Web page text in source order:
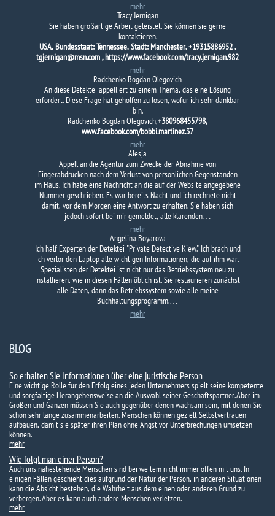
mehr
Tracy Jernigan
Sie haben großartige Arbeit geleistet. Sie können sie gerne
kontaktieren.
USA, Bundesstaat: Tennessee, Stadt: Manchester, +19315886952 ,
tgjernigan@msn.com , https://www.facebook.com/tracy.jernigan.982
mehr
Radchenko Bogdan Olegovich
An diese Detektei appelliert zu einem Thema, das eine Lösung
erfordert. Diese Frage hat geholfen zu lösen, wofür ich sehr dankbar
bin.
Radchenko Bogdan Olegovich,+380968455798,
www.facebook.com/bobbi.martinez.37
mehr
Alesja
Appell an die Agentur zum Zwecke der Abnahme von
Fingerabdrücken nach dem Verlust von persönlichen Gegenständen
im Haus. Ich habe eine Nachricht an die auf der Website angegebene
Nummer geschrieben. Es war bereits Nacht und ich rechnete nicht
damit, vor dem Morgen eine Antwort zu erhalten. Sie haben sich
jedoch sofort bei mir gemeldet, alle klärenden…
mehr
Angelina Boyarova
Ich half Experten der Detektei "Private Detective Kiew." Ich brach und
ich verlor den Laptop alle wichtigen Informationen, die auf ihm war.
Spezialisten der Detektei ist nicht nur das Betriebssystem neu zu
installieren, wie in diesen Fällen üblich ist. Sie restaurieren zunächst
alle Daten, dann das Betriebssystem sowie alle meine
Buchhaltungsprogramm.…
mehr
BLOG
So erhalten Sie Informationen über eine juristische Person
Eine wichtige Rolle für den Erfolg eines jeden Unternehmers spielt seine kompetente
und sorgfältige Herangehensweise an die Auswahl seiner Geschäftspartner. Aber im
Großen und Ganzen müssen Sie auch gegenüber denen wachsam sein, mit denen Sie
schon sehr lange zusammenarbeiten. Menschen können gezielt Selbstvertrauen
aufbauen, damit sie später ihren Plan ohne Angst vor Unterbrechungen umsetzen
können.
mehr
Wie folgt man einer Person?
Auch uns nahestehende Menschen sind bei weitem nicht immer offen mit uns. In
einigen Fällen geschieht dies aufgrund der Natur der Person, in anderen Situationen
kann die Absicht bestehen, die Wahrheit aus dem einen oder anderen Grund zu
verbergen. Aber es kann auch andere Menschen verletzen.
mehr